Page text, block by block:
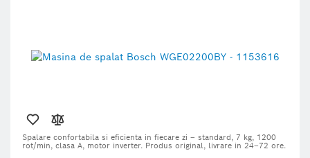
Spalare confortabila si eficienta in fiecare zi – standard, 7 kg, 1200
rot/min, clasa A, motor inverter. Produs original, livrare in 24–72 ore.